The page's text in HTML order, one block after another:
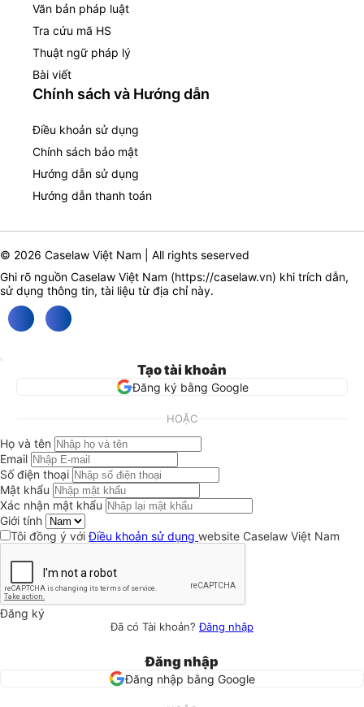
Văn bản pháp luật
Tra cứu mã HS
Thuật ngữ pháp lý
Bài viết
Chính sách và Hướng dẫn
Điều khoản sử dụng
Chính sách bảo mật
Hướng dẫn sử dụng
Hướng dẫn thanh toán
© 2026 Caselaw Việt Nam | All rights seserved
Ghi rõ nguồn Caselaw Việt Nam (https://caselaw.vn) khi trích dẫn,
sử dụng thông tin, tài liệu từ địa chỉ này.
Tạo tài khoản
Đăng ký bằng Google
HOẶC
Họ và tên
Email
Số điện thoại
Mật khẩu
Xác nhận mật khẩu
Giới tính
Tôi đồng ý vớiĐiều khoản sử dụng website Caselaw Việt Nam
Đăng ký
Đã có Tài khoản?Đăng nhập
Đăng nhập
Đăng nhập bằng Google